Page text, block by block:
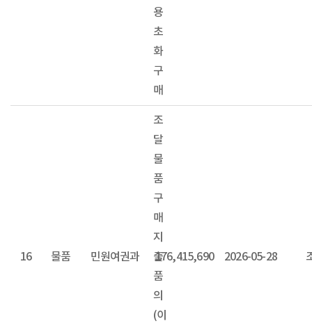
용
초
화
구
매
16 물품 민원여권과
조
달
물
품
구
매
지
출
품
의
(이
176,415,690 2026-05-28